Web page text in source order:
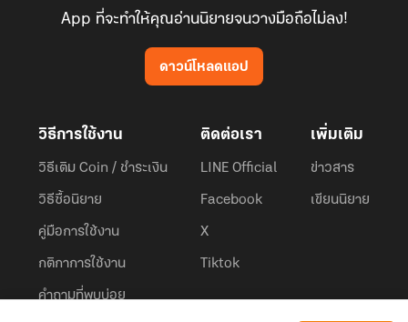
App ที่จะทำให้คุณอ่านนิยายจนวางมือถือไม่ลง!
ดาวน์โหลดแอป
วิธีการใช้งาน
วิธีเติม Coin / ชำระเงิน
วิธีซื้อนิยาย
คู่มือการใช้งาน
กติกาการใช้งาน
คำถามที่พบบ่อย
ติดต่อเรา
LINE Official
Facebook
X
Tiktok
เพิ่มเติม
ข่าวสาร
เขียนนิยาย